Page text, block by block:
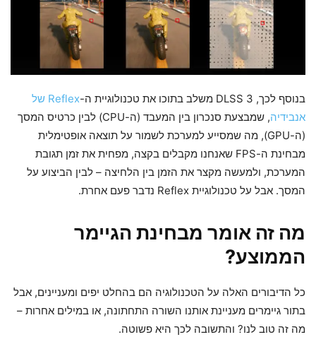
בנוסף לכך, DLSS 3 משלב בתוכו את טכנולוגיית ה-
Reflex של
אנבידיה
, שמבצעת סנכרון בין המעבד (ה-CPU) לבין כרטיס המסך
(ה-GPU), מה שמסייע למערכת לשמור על תוצאה אופטימלית
מבחינת ה-FPS שאנחנו מקבלים בקצה, מפחית את זמן תגובת
המערכת, ולמעשה מקצר את הזמן בין הלחיצה – לבין הביצוע על
המסך. אבל על טכנולוגיית Reflex נדבר פעם אחרת.
מה זה אומר מבחינת הגיימר
הממוצע?
כל הדיבורים האלה על הטכנולוגיה הם בהחלט יפים ומעניינים, אבל
בתור גיימרים מעניינת אותנו השורה התחתונה, או במילים אחרות –
מה זה טוב לנו? והתשובה לכך היא פשוטה.